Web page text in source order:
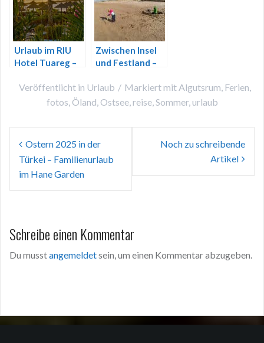
Straßen und
großen
Momenten
Urlaub im RIU
Hotel Tuareg –
Kapverde 2013
Zwischen Insel
und Festland –
Callantsoog
2019
Veröffentlicht in Urlaub Markiert mit Algutsrum, Ferien,
fotos, Öland, Ostsee,reise,Sommer,urlaub
Beitragsnavigation
Ostern 2025 in der
Türkei – Familienurlaub
im Hane Garden
Noch zu schreibende
Artikel
Schreibe einen Kommentar
Du musstangemeldetsein, um einen Kommentar abzugeben.